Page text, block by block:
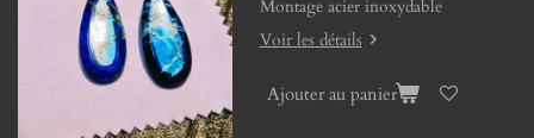
Montage acier inoxydable
Voir les détails
Ajouter au panier